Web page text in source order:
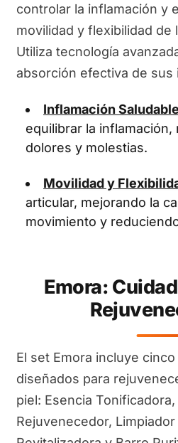
controlar la inflamación y
movilidad y flexibilidad de
Utiliza tecnología
absorción efectiva de sus
Inflamación Saludable
equilibrar la inflamación,
dolores y molestias.
Movilidad y
articular, mejorando la
movimiento y
Emora:
El set Emora incluye
diseñados para
piel: Esencia
Rejuvenecedor,